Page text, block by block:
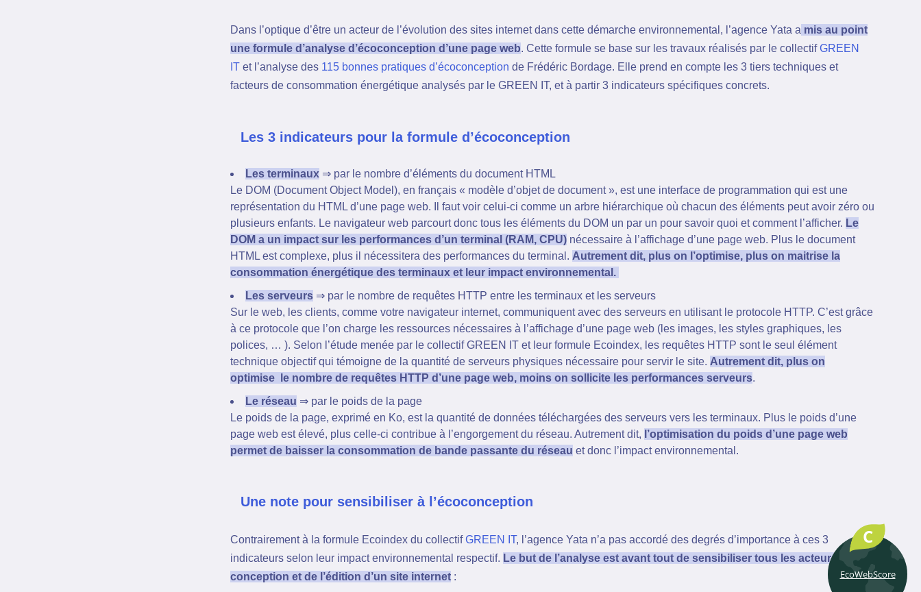
Dans l’optique d’être un acteur de l’évolution des sites internet dans cette démarche environnemental, l’agence Yata a mis au point
une formule d’analyse d’écoconception d’une page web. Cette formule se base sur les travaux réalisés par le collectifGREEN
IT et l’analyse des 115 bonnes pratiques d’écoconception de Frédéric Bordage. Elle prend en compte les 3 tiers techniques et
facteurs de consommation énergétique analysés par le GREEN IT, et à partir 3 indicateurs spécifiques concrets.
Les 3 indicateurs pour la formule d’écoconception
Les terminaux ⇒ par le nombre d’éléments du document HTML
Le DOM (Document Object Model), en français « modèle d’objet de document », est une interface de programmation qui est une
représentation du HTML d’une page web. Il faut voir celui-ci comme un arbre hiérarchique où chacun des éléments peut avoir zéro ou
plusieurs enfants. Le navigateur web parcourt donc tous les éléments du DOM un par un pour savoir quoi et comment l’afficher. Le
DOM a un impact sur les performances d’un terminal (RAM, CPU) nécessaire à l’affichage d’une page web. Plus le document
HTML est complexe, plus il nécessitera des performances du terminal. Autrement dit, plus on l’optimise, plus on maitrise la
consommation énergétique des terminaux et leur impact environnemental.
Les serveurs ⇒ par le nombre de requêtes HTTP entre les terminaux et les serveurs
Sur le web, les clients, comme votre navigateur internet, communiquent avec des serveurs en utilisant le protocole HTTP. C’est grâce
à ce protocole que l’on charge les ressources nécessaires à l’affichage d’une page web (les images, les styles graphiques, les
polices, … ). Selon l’étude menée par le collectif GREEN IT et leur formule Ecoindex, les requêtes HTTP sont le seul élément
technique objectif qui témoigne de la quantité de serveurs physiques nécessaire pour servir le site. Autrement dit, plus on
optimise le nombre de requêtes HTTP d’une page web, moins on sollicite les performances serveurs.
Le réseau ⇒ par le poids de la page
Le poids de la page, exprimé en Ko, est la quantité de données téléchargées des serveurs vers les terminaux. Plus le poids d’une
page web est élevé, plus celle-ci contribue à l’engorgement du réseau. Autrement dit, l’optimisation du poids d’une page web
permet de baisser la consommation de bande passante du réseau et donc l’impact environnemental.
Une note pour sensibiliser à l’écoconception
Contrairement à la formule Ecoindex du collectifGREEN IT, l’agence Yata n’a pas accordé des degrés d’importance à ces 3
indicateurs selon leur impact environnemental respectif. Le but de l’analyse est avant tout de sensibiliser tous les acteurs de la
conception et de l’édition d’un site internet :
C
EcoWebScore